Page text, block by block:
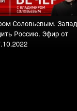
Соловьевым. Запад
Россию. Эфир от